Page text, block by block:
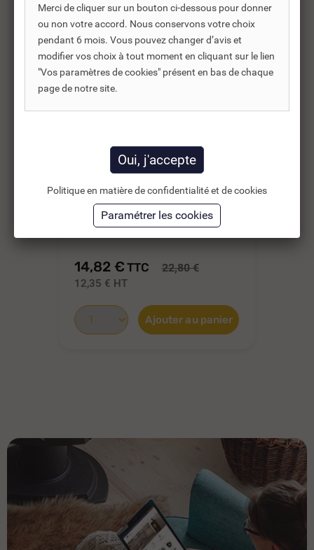
-35%
REF DNC :731505
THERMOMÈTRE PLONGEUR
AXIAL 0 À 120°...
14,82 € TTC 22,80 €
12,35 € HT
Ajouter au panier
Merci de cliquer sur un bouton ci-dessous pour donner
ou non votre accord. Nous conservons votre choix
pendant 6 mois. Vous pouvez changer d’avis et
modifier vos choix à tout moment en cliquant sur le lien
"Vos paramètres de cookies" présent en bas de chaque
page de notre site.
Politique en matière de confidentialité et de cookies